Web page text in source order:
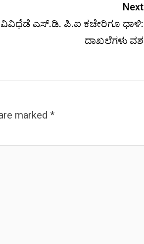
Next
ವಿವಿಧೆಡೆ ಎಸ್.ಡಿ. ಪಿ.ಐ ಕಚೇರಿಗೂ ಧಾಳಿ:
ದಾಖಲೆಗಳು ವಶ
marked *